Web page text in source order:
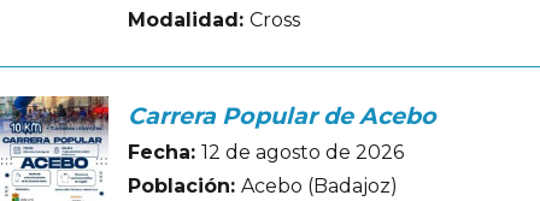
Modalidad: Cross
Carrera Popular de Acebo
Fecha: 12 de agosto de 2026
Población: Acebo (Badajoz)